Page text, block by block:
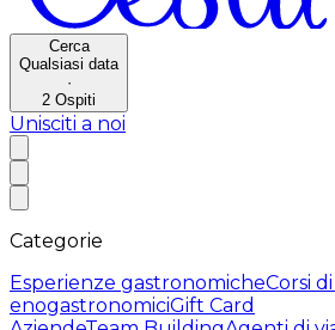
Cerca
Qualsiasi data
·
2 Ospiti
Unisciti a noi
Categorie
Esperienze gastronomicheCorsi
enogastronomiciGift Card